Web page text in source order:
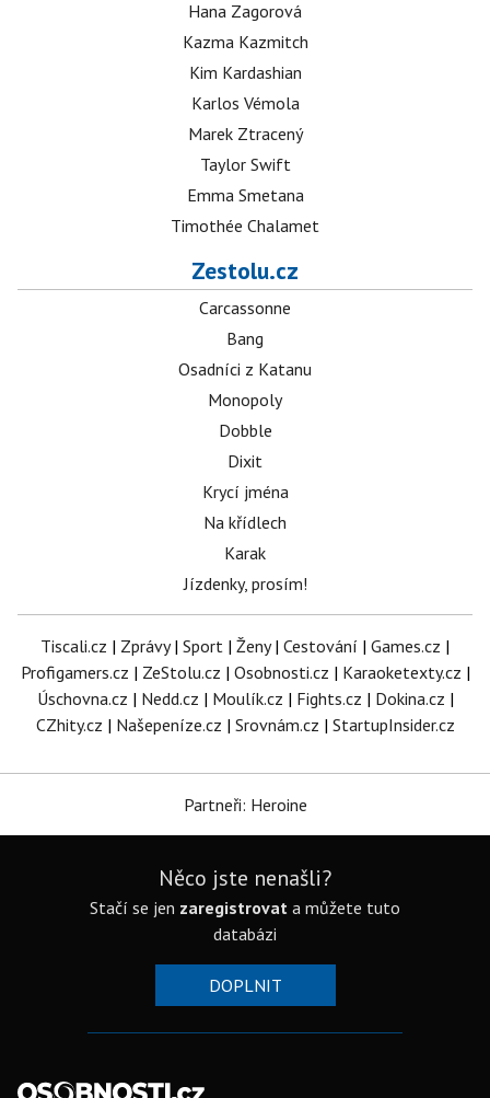
Hana Zagorová
Kazma Kazmitch
Kim Kardashian
Karlos Vémola
Marek Ztracený
Taylor Swift
Emma Smetana
Timothée Chalamet
Zestolu.cz
Carcassonne
Bang
Osadníci z Katanu
Monopoly
Dobble
Dixit
Krycí jména
Na křídlech
Karak
Jízdenky, prosím!
Tiscali.cz | Zprávy| Sport | Ženy| Cestování | Games.cz |
Profigamers.cz | ZeStolu.cz | Osobnosti.cz | Karaoketexty.cz |
Úschovna.cz | Nedd.cz | Moulík.cz | Fights.cz | Dokina.cz |
CZhity.cz | Našepeníze.cz | Srovnám.cz | StartupInsider.cz
Partneři: Heroine
Něco jste nenašli?
Stačí se jen zaregistrovat a můžete tuto
databázi
DOPLNIT